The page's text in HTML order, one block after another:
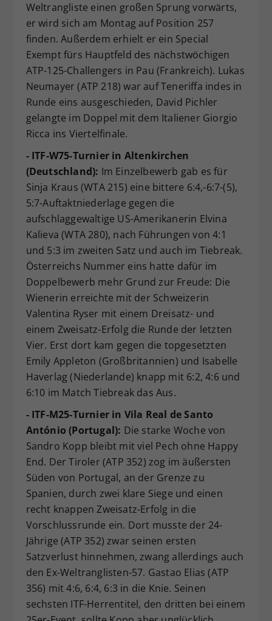
Weltrangliste einen großen Sprung vorwärts,
er wird sich am Montag auf Position 257
finden. Außerdem erhielt er ein Special
Exempt fürs Hauptfeld des nächstwöchigen
ATP-125-Challengers in Pau (Frankreich). Lukas
Neumayer (ATP 218) war auf Teneriffa indes in
Runde eins ausgeschieden, David Pichler
gelangte im Doppel mit dem Italiener Giorgio
Ricca ins Viertelfinale.
- ITF-W75-Turnier in Altenkirchen
(Deutschland): Im Einzelbewerb gab es für
Sinja Kraus (WTA 215) eine bittere 6:4,-6:7-(5),
5:7-Auftaktniederlage gegen die
aufschlaggewaltige US-Amerikanerin Elvina
Kalieva (WTA 280), nach Führungen von 4:1
und 5:3 im zweiten Satz und auch im Tiebreak.
Österreichs Nummer eins hatte dafür im
Doppelbewerb mehr Grund zur Freude: Die
Wienerin erreichte mit der Schweizerin
Valentina Ryser mit einem Dreisatz- und
einem Zweisatz-Erfolg die Runde der letzten
Vier. Erst dort kam gegen die topgesetzten
Emily Appleton (Großbritannien) und Isabelle
Haverlag (Niederlande) knapp mit 6:2, 4:6 und
6:10 im Match Tiebreak das Aus.
- ITF-M25-Turnier in Vila Real de Santo
António (Portugal): Die starke Woche von
Sandro Kopp bleibt mit viel Pech ohne Happy
End. Der Tiroler (ATP 352) zog im äußersten
Süden von Portugal, an der Grenze zu
Spanien, durch zwei klare Siege und einen
recht knappen Zweisatz-Erfolg in die
Vorschlussrunde ein. Dort musste der 24-
Jährige (ATP 352) zwar seinen ersten
Satzverlust hinnehmen, zwang allerdings auch
den Ex-Weltranglisten-57. Gastao Elias (ATP
356) mit 4:6, 6:4, 6:3 in die Knie. Seinen
sechsten ITF-Herrentitel, den dritten bei einem